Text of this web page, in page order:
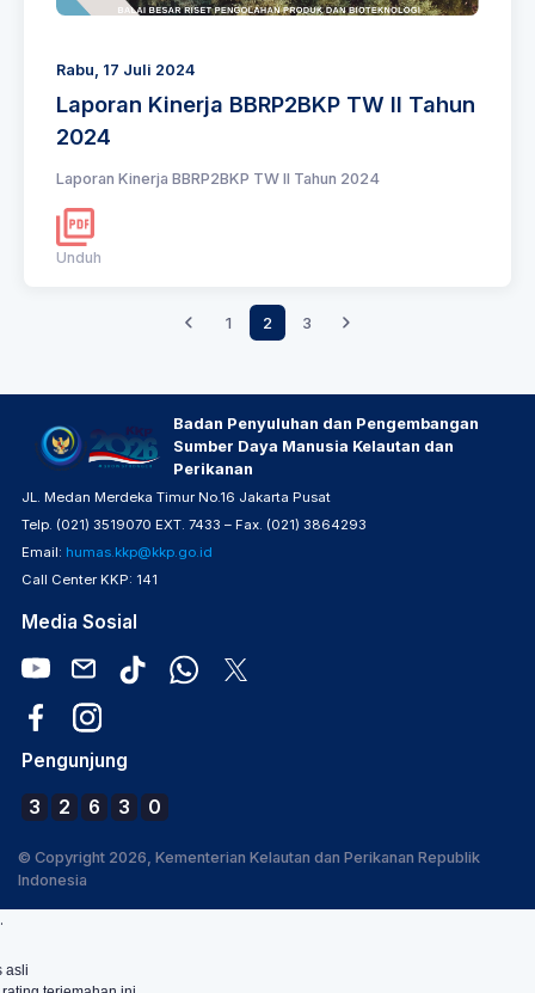
Rabu, 17 Juli 2024
Laporan Kinerja BBRP2BKP TW II Tahun
2024
Laporan Kinerja BBRP2BKP TW II Tahun 2024
Unduh
1 2 3
Badan Penyuluhan dan Pengembangan
Sumber Daya Manusia Kelautan dan
Perikanan
JL. Medan Merdeka Timur No.16 Jakarta Pusat
Telp. (021) 3519070 EXT. 7433 – Fax. (021) 3864293
Email: humas.kkp@kkp.go.id
Call Center KKP: 141
Media Sosial
Pengunjung
3 2 6 3 0
© Copyright 2026, Kementerian Kelautan dan Perikanan Republik
Indonesia
.
asli